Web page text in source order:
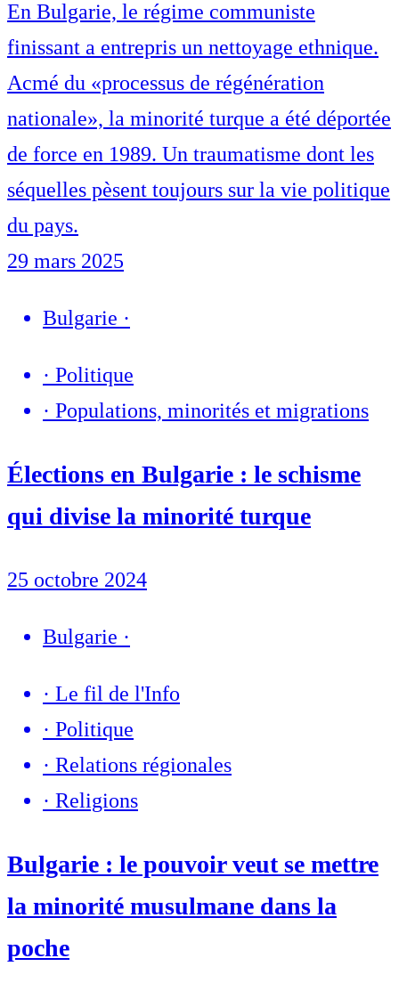
En Bulgarie, le régime communiste
finissant a entrepris un nettoyage ethnique.
Acmé du «processus de régénération
nationale», la minorité turque a été déportée
de force en 1989. Un traumatisme dont les
séquelles pèsent toujours sur la vie politique
du pays.
29 mars 2025
Bulgarie ·
· Politique
· Populations, minorités et migrations
Élections en Bulgarie : le schisme
qui divise la minorité turque
25 octobre 2024
Bulgarie ·
· Le fil de l'Info
· Politique
· Relations régionales
· Religions
Bulgarie : le pouvoir veut se mettre
la minorité musulmane dans la
poche